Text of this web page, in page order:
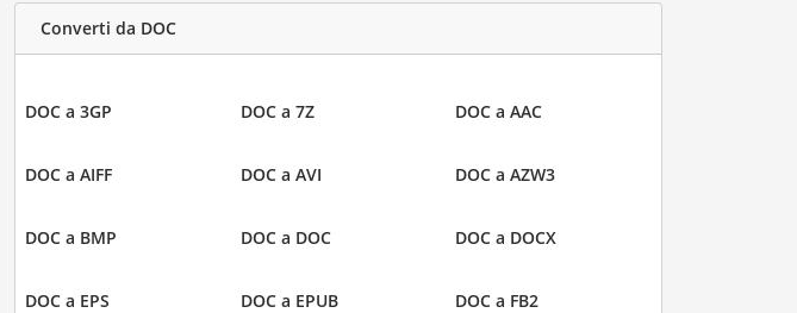
Converti da DOC
DOC a 3GP DOC a 7Z DOC a AAC
DOC a AIFF DOC a AVI DOC a AZW3
DOC a BMP DOC a DOC DOC a DOCX
DOC a EPS DOC a EPUB DOC a FB2